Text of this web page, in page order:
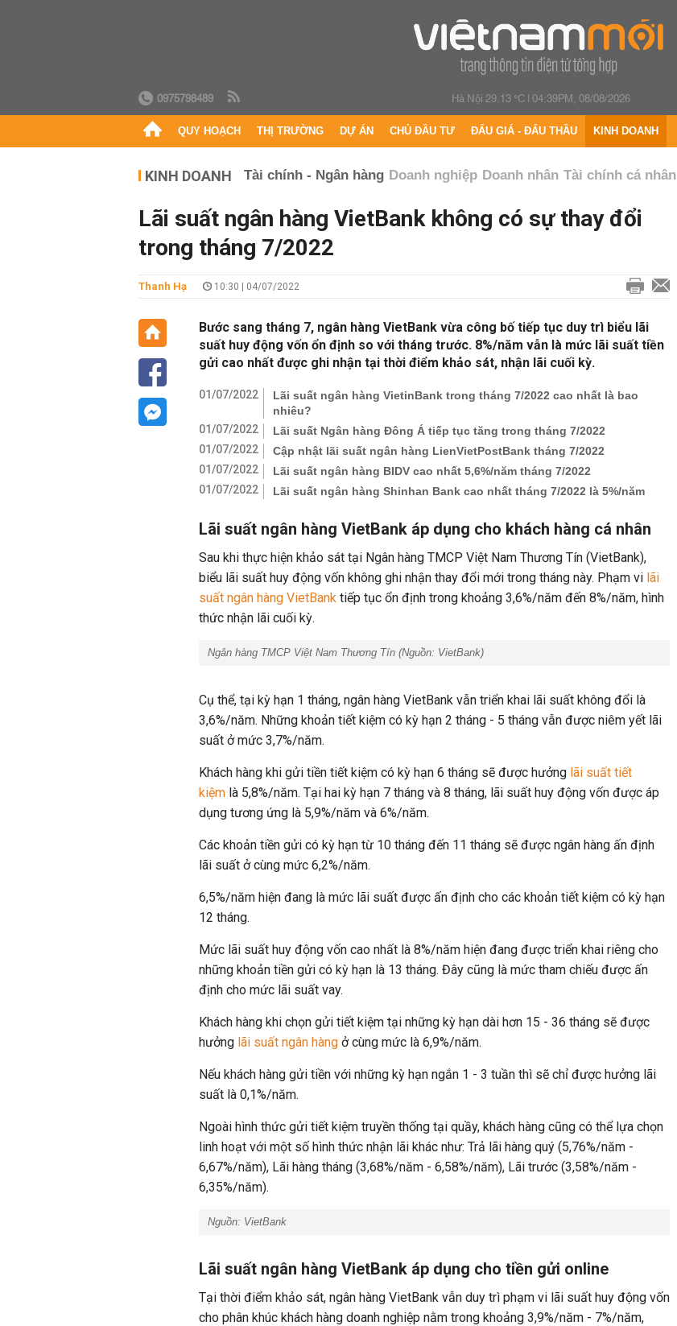
0975798489 Hà Nội 29.13 °C|04:39PM, 08/08/2026
QUY HOẠCH THỊ TRƯỜNG DỰ ÁN CHỦ ĐẦU TƯ ĐẤU GIÁ - ĐẤU THẦU KINH DOANH
KINH DOANH Tài chính - Ngân hàng Doanh nghiệp Doanh nhân Tài chính cá nhân
Lãi suất ngân hàng VietBank không có sự thay đổi
trong tháng 7/2022
Thanh Hạ 10:30 | 04/07/2022
Bước sang tháng 7, ngân hàng VietBank vừa công bố tiếp tục duy trì biểu lãi
suất huy động vốn ổn định so với tháng trước. 8%/năm vẫn là mức lãi suất tiền
gửi cao nhất được ghi nhận tại thời điểm khảo sát, nhận lãi cuối kỳ.
01/07/2022
Lãi suất ngân hàng VietinBank trong tháng 7/2022 cao nhất là bao
nhiêu?
01/07/2022
Lãi suất Ngân hàng Đông Á tiếp tục tăng trong tháng 7/2022
01/07/2022
Cập nhật lãi suất ngân hàng LienVietPostBank tháng 7/2022
01/07/2022
Lãi suất ngân hàng BIDV cao nhất 5,6%/năm tháng 7/2022
01/07/2022
Lãi suất ngân hàng Shinhan Bank cao nhất tháng 7/2022 là 5%/năm
Lãi suất ngân hàng VietBank áp dụng cho khách hàng cá nhân
Sau khi thực hiện khảo sát tại Ngân hàng TMCP Việt Nam Thương Tín (VietBank),
biểu lãi suất huy động vốn không ghi nhận thay đổi mới trong tháng này. Phạm vi lãi
suất ngân hàng VietBank tiếp tục ổn định trong khoảng 3,6%/năm đến 8%/năm, hình
thức nhận lãi cuối kỳ.
Ngân hàng TMCP Việt Nam Thương Tín (Nguồn: VietBank)
Cụ thể, tại kỳ hạn 1 tháng, ngân hàng VietBank vẫn triển khai lãi suất không đổi là
3,6%/năm. Những khoản tiết kiệm có kỳ hạn 2 tháng - 5 tháng vẫn được niêm yết lãi
suất ở mức 3,7%/năm.
Khách hàng khi gửi tiền tiết kiệm có kỳ hạn 6 tháng sẽ được hưởng lãi suất tiết
kiệm là 5,8%/năm. Tại hai kỳ hạn 7 tháng và 8 tháng, lãi suất huy động vốn được áp
dụng tương ứng là 5,9%/năm và 6%/năm.
Các khoản tiền gửi có kỳ hạn từ 10 tháng đến 11 tháng sẽ được ngân hàng ấn định
lãi suất ở cùng mức 6,2%/năm.
6,5%/năm hiện đang là mức lãi suất được ấn định cho các khoản tiết kiệm có kỳ hạn
12 tháng.
Mức lãi suất huy động vốn cao nhất là 8%/năm hiện đang được triển khai riêng cho
những khoản tiền gửi có kỳ hạn là 13 tháng. Đây cũng là mức tham chiếu được ấn
định cho mức lãi suất vay.
Khách hàng khi chọn gửi tiết kiệm tại những kỳ hạn dài hơn 15 - 36 tháng sẽ được
hưởng lãi suất ngân hàng ở cùng mức là 6,9%/năm.
Nếu khách hàng gửi tiền với những kỳ hạn ngắn 1 - 3 tuần thì sẽ chỉ được hưởng lãi
suất là 0,1%/năm.
Ngoài hình thức gửi tiết kiệm truyền thống tại quầy, khách hàng cũng có thể lựa chọn
linh hoạt với một số hình thức nhận lãi khác như: Trả lãi hàng quý (5,76%/năm -
6,67%/năm), Lãi hàng tháng (3,68%/năm - 6,58%/năm), Lãi trước (3,58%/năm -
6,35%/năm).
Nguồn: VietBank
Lãi suất ngân hàng VietBank áp dụng cho tiền gửi online
Tại thời điểm khảo sát, ngân hàng VietBank vẫn duy trì phạm vi lãi suất huy động vốn
cho phân khúc khách hàng doanh nghiệp nằm trong khoảng 3,9%/năm - 7%/năm,